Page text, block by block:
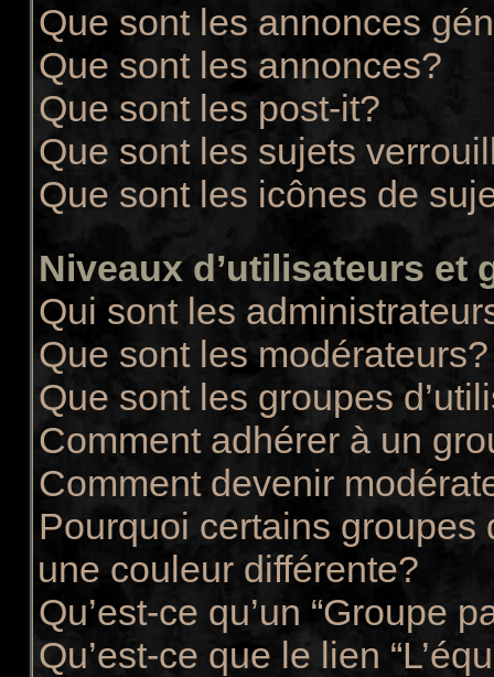
Que sont les annonces
Que sont les annonces?
Que sont les post-it?
Que sont les sujets
Que sont les icônes de
Niveaux d’utilisateurs et
Qui sont les
Que sont les modérateurs?
Que sont les groupes
Comment adhérer à un
Comment devenir
Pourquoi certains groupes
une couleur différente?
Qu’est-ce qu’un “Groupe
Qu’est-ce que le lien